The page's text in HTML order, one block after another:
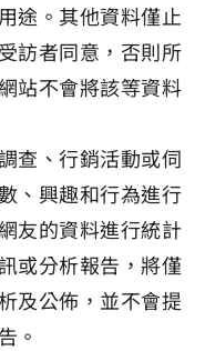
途。其他資料僅止
訪者同意，否則所
站不會將該等資料
查、行銷活動或伺
、興趣和行為進行
友的資料進行統計
或分析報告，將僅
及公佈，並不會提
。